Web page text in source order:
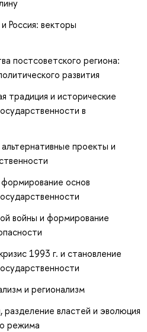
Россия: векторы
постсоветского региона:
развития
традиция и исторические
в
проекты и
основ
войны и формирование
1993 г. и становление
и регионализм
властей и эволюция
режима